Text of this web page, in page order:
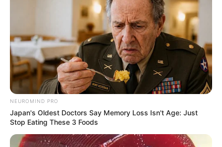
RCN Radio - Fabián Silva
Zona de frontera entre Colombia y Venezuela.
Por:
Olga Lucía Cotamo Salazar
Agosto 31, 2021
NEUROMIND PRO
Japan's Oldest Doctors Say Memory Loss Isn't Age: Just
Stop Eating These 3 Foods